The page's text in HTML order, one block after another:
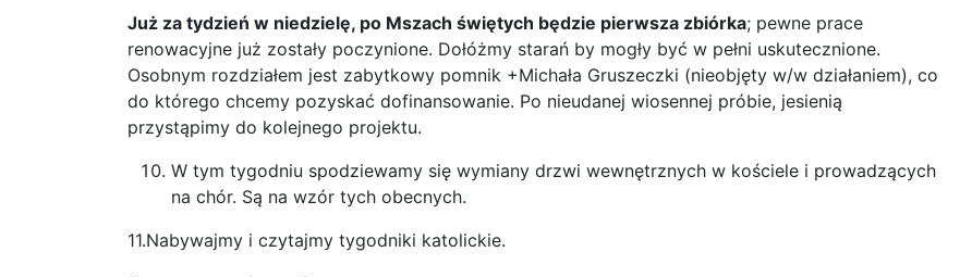
Już za tydzień w niedzielę, po Mszach świętych będzie pierwsza zbiórka; pewne prace
renowacyjne już zostały poczynione. Dołóżmy starań by mogły być w pełni uskutecznione.
Osobnym rozdziałem jest zabytkowy pomnik +Michała Gruszeczki (nieobjęty w/w działaniem), co
do którego chcemy pozyskać dofinansowanie. Po nieudanej wiosennej próbie, jesienią
przystąpimy do kolejnego projektu.
W tym tygodniu spodziewamy się wymiany drzwi wewnętrznych w kościele i prowadzących
na chór. Są na wzór tych obecnych.
11.Nabywajmy i czytajmy tygodniki katolickie.